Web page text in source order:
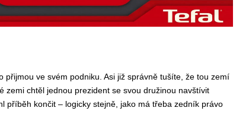
ve svém podniku. Asi již správně tušíte, že tou zemí
zemi chtěl jednou prezident se svou družinou navštívit
příběh končit – logicky stejně, jako má třeba zedník právo